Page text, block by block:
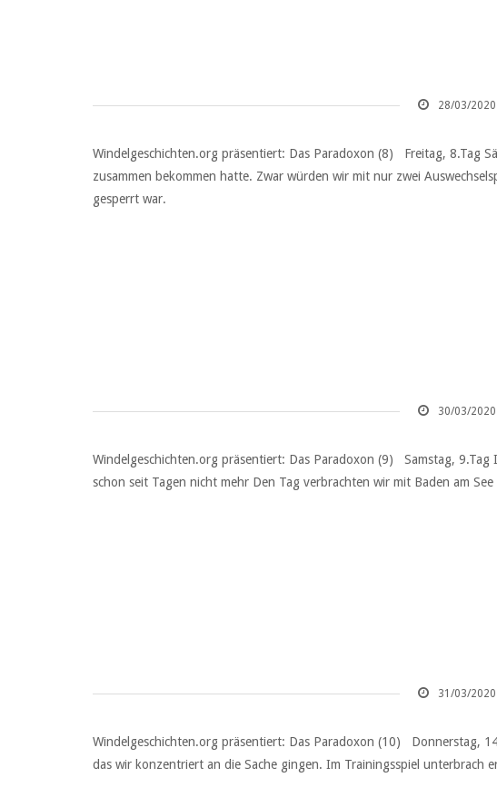
28/03/2020
Windelgeschichten.org präsentiert: Das Paradoxon (8) Freitag, 8.Tag
zusammen bekommen hatte. Zwar würden wir mit nur zwei
gesperrt war.
30/03/2020
Windelgeschichten.org präsentiert: Das Paradoxon (9) Samstag,
schon seit Tagen nicht mehr Den Tag verbrachten wir mit Baden am
31/03/2020
Windelgeschichten.org präsentiert: Das Paradoxon (10) Donnerstag,
das wir konzentriert an die Sache gingen. Im Trainingsspiel unterbrach